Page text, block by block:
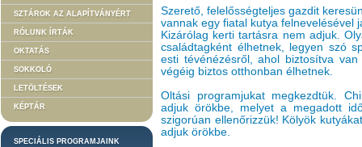
SZTÁROK AZ ALAPÍTVÁNYÉRT
RÓLUNK ÍRTÁK
OKTATÁS
SOKKOLÓ
LETÖLTÉSEK
KÉPTÁR
SPECIÁLIS PROGRAMJAINK
Szerető, felelősségteljes gazdit
vannak egy fiatal kutya felnevelésével
Kizárólag kerti tartásra nem adjuk.
családtagként élhetnek, legyen szó
esti tévénézésről, ahol biztosítva
végéig biztos otthonban élhetnek.
Oltási programjukat megkezdtük.
adjuk örökbe, melyet a megadott
szigorúan ellenőrizzük! Kölyök
adjuk örökbe.